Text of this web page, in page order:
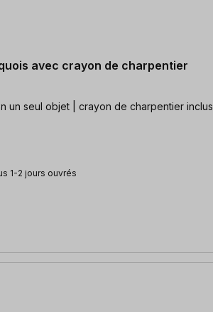
avec crayon de charpentier
un seul objet | crayon de charpentier inclus
1-2 jours ouvrés